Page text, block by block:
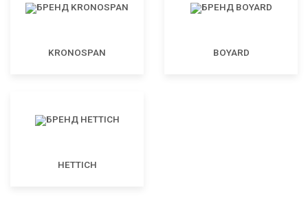
KRONOSPAN BOYARD
HETTICH